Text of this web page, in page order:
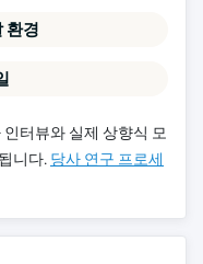
환경
터뷰와 실제 상향식 모
니다. 당사 연구 프로세